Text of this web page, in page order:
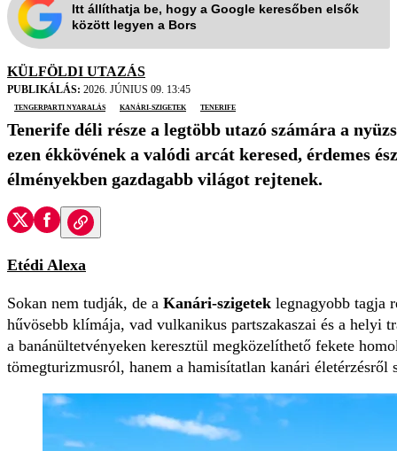
Itt állíthatja be, hogy a Google keresőben elsők
között legyen a Bors
KÜLFÖLDI UTAZÁS
PUBLIKÁLÁS: 2026. JÚNIUS 09. 13:45
tengerparti nyaralás
kanári-szigetek Tenerife
Tenerife déli része a legtöbb utazó számára a
ezen ékkövének a valódi arcát keresed, érdemes
élményekben gazdagabb világot rejtenek.
Etédi Alexa
Sokan nem tudják, de a Kanári-szigetek legnagyobb tagja
hűvösebb klímája, vad vulkanikus partszakaszai és a helyi
a banánültetvényeken keresztül megközelíthető fekete
tömegturizmusról, hanem a hamisítatlan kanári életérzésről